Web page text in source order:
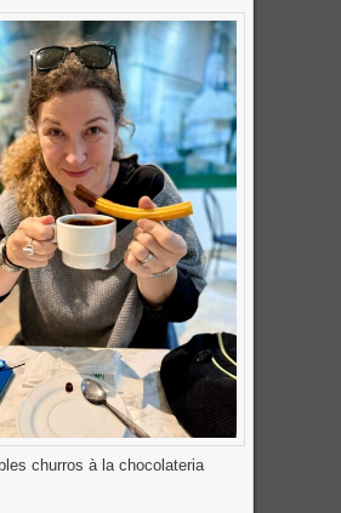
churros à la chocolateria